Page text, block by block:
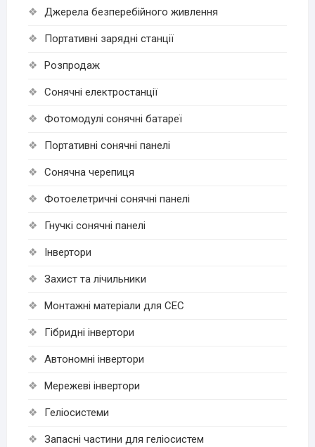
Джерела безперебійного живлення
Портативні зарядні станції
Розпродаж
Cонячні електростанції
Фотомодулі сонячні батареї
Портативні сонячні панелі
Сонячна черепиця
Фотоелетричні cонячні панелі
Гнучкі cонячні панелі
Інвертори
Захист та лічильники
Монтажні матеріали для СЕС
Гібридні інвертори
Автономні інвертори
Мережеві інвертори
Геліосистеми
Запасні частини для геліосистем